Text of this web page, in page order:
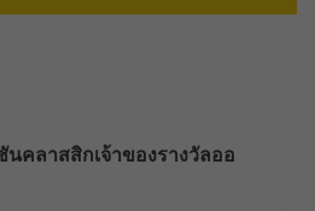
คลาสสิกเจ้าของรางวัลออ